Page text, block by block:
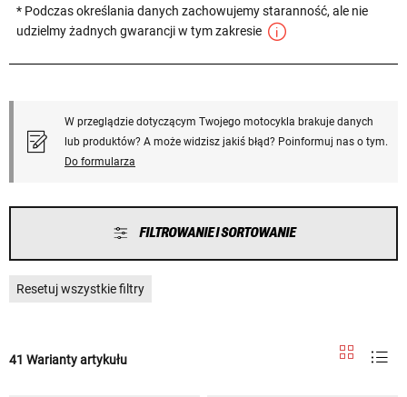
* Podczas określania danych zachowujemy staranność, ale nie
udzielmy żadnych gwarancji w tym zakresie
W przeglądzie dotyczącym Twojego motocykla brakuje danych
lub produktów? A może widzisz jakiś błąd? Poinformuj nas o tym.
Do formularza
FILTROWANIE I SORTOWANIE
Resetuj wszystkie filtry
41 Warianty artykułu